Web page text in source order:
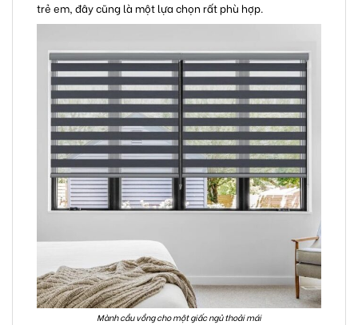
trẻ em, đây cũng là một lựa chọn rất phù hợp.
Mành cầu vồng cho một giấc ngủ thoải mái